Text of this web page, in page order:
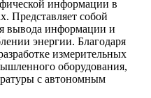
информации в
Представляет собой
вывода информации и
энергии. Благодаря
измерительных
оборудования,
с автономным